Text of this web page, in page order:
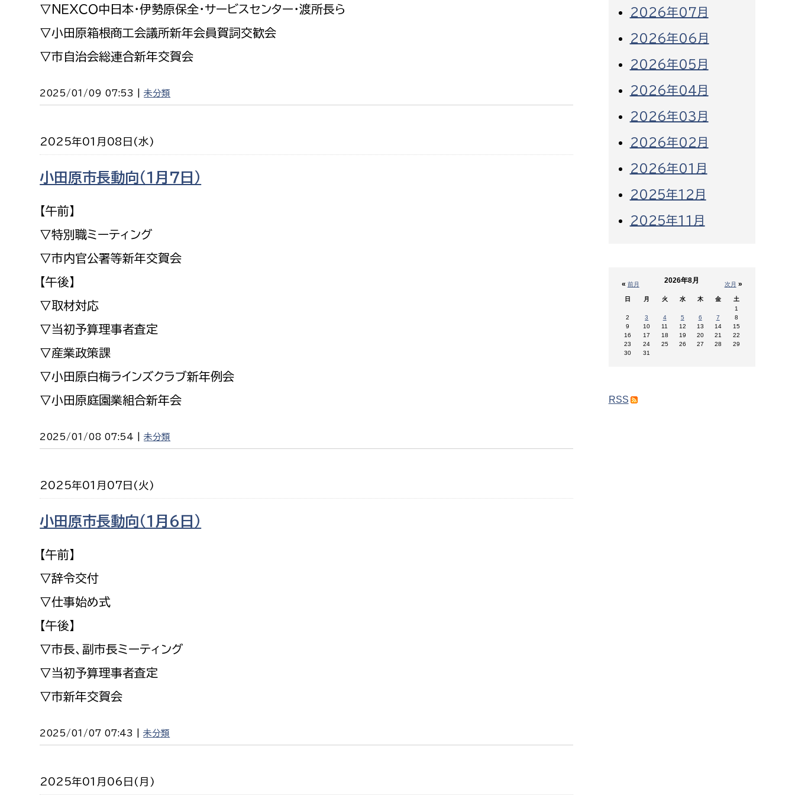
▽ＮＥＸＣＯ中日本・伊勢原保全・サービスセンター・渡所長ら
▽小田原箱根商工会議所新年会員賀詞交歓会
▽市自治会総連合新年交賀会
2025/01/09 07:53 |未分類
2025年01月08日(水)
小田原市長動向（１月７日）
【午前】
▽特別職ミーティング
▽市内官公署等新年交賀会
【午後】
▽取材対応
▽当初予算理事者査定
▽産業政策課
▽小田原白梅ラインズクラブ新年例会
▽小田原庭園業組合新年会
2025/01/08 07:54 |未分類
2025年01月07日(火)
小田原市長動向（１月６日）
【午前】
▽辞令交付
▽仕事始め式
【午後】
▽市長、副市長ミーティング
▽当初予算理事者査定
▽市新年交賀会
2025/01/07 07:43 |未分類
2025年01月06日(月)
2026年07月
2026年06月
2026年05月
2026年04月
2026年03月
2026年02月
2026年01月
2025年12月
2025年11月
« 前月 次月 »
2026年8月
日 月 火 水 木 金
土
1
2
3 4 5 6 7
8
9
10 11 12 13 14
15
16
17 18 19 20 21
22
23
24 25 26 27 28
29
30
31
RSS